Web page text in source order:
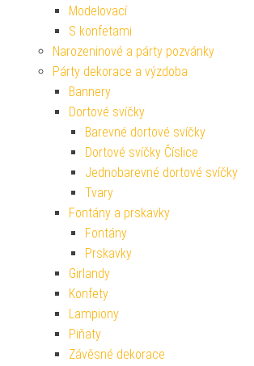
Modelovací
S konfetami
Narozeninové a párty pozvánky
Párty dekorace a výzdoba
Bannery
Dortové svíčky
Barevné dortové svíčky
Dortové svíčky Číslice
Jednobarevné dortové svíčky
Tvary
Fontány a prskavky
Fontány
Prskavky
Girlandy
Konfety
Lampiony
Piňaty
Závěsné dekorace